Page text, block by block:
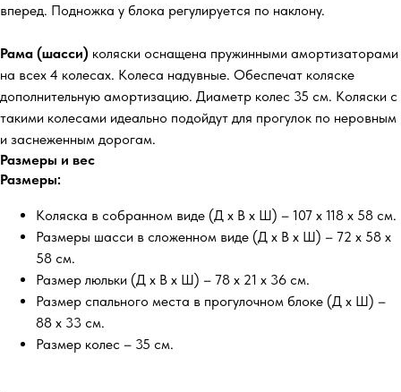
вперед. Подножка у блока регулируется по наклону.
Рама (шасси) коляски оснащена пружинными амортизаторами
на всех 4 колесах. Колеса надувные. Обеспечат коляске
дополнительную амортизацию. Диаметр колес 35 см. Коляски с
такими колесами идеально подойдут для прогулок по неровным
и заснеженным дорогам.
Размеры и вес
Размеры:
Коляска в собранном виде (Д х В х Ш) – 107 х 118 х 58 см.
Размеры шасси в сложенном виде (Д х В х Ш) – 72 х 58 х
58 см.
Размер люльки (Д х В х Ш) – 78 х 21 х 36 см.
Размер спального места в прогулочном блоке (Д х Ш) –
88 х 33 см.
Размер колес – 35 см.